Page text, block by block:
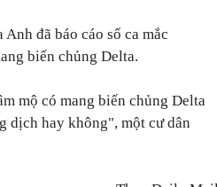
đã báo cáo số ca mắc
biến chủng Delta.
mộ có mang biến chủng Delta
dịch hay không", một cư dân